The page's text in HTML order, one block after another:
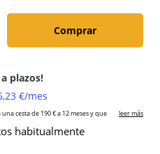
Comprar
habitualmente